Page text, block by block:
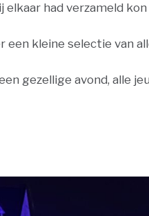
had verzameld
een kleine selectie van
gezellige avond, alle